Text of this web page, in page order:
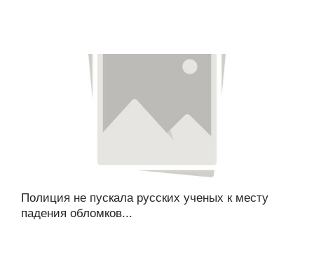
Полиция не пускала русских ученых к месту
падения обломков...